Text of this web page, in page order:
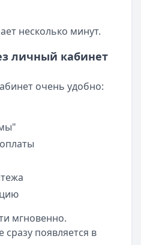
несколько минут.
личный кабинет
очень удобно:
мгновенно.
появляется в